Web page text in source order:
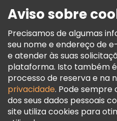
Termos E Informações
Política De Cookies
Freetour Prémios
Programa De Fidelidade
Aviso sobre
Precisamos de algumas
seu nome e endereço de
e atender às suas
plataforma. Isto também
processo de reserva e na
privacidade. Pode
dos seus dados pessoais
site utiliza cookies para